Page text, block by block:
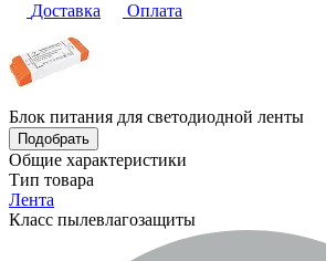
Доставка Оплата
Блок питания для светодиодной ленты
Подобрать
Общие характеристики
Тип товара
Лента
Класс пылевлагозащиты